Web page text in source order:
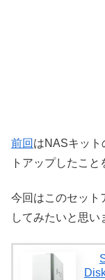
前回 はNASキット
トアップしたこと
今回はこのセット
してみたいと思い